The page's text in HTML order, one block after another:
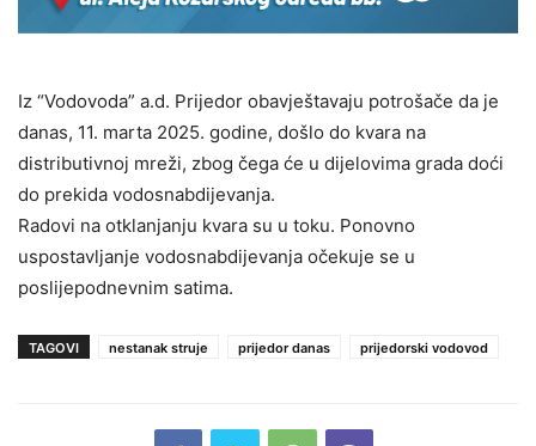
Iz “Vodovoda” a.d. Prijedor obavještavaju potrošače da je
danas, 11. marta 2025. godine, došlo do kvara na
distributivnoj mreži, zbog čega će u dijelovima grada doći
do prekida vodosnabdijevanja.
Radovi na otklanjanju kvara su u toku. Ponovno
uspostavljanje vodosnabdijevanja očekuje se u
poslijepodnevnim satima.
TAGOVI nestanak struje prijedor danas prijedorski vodovod